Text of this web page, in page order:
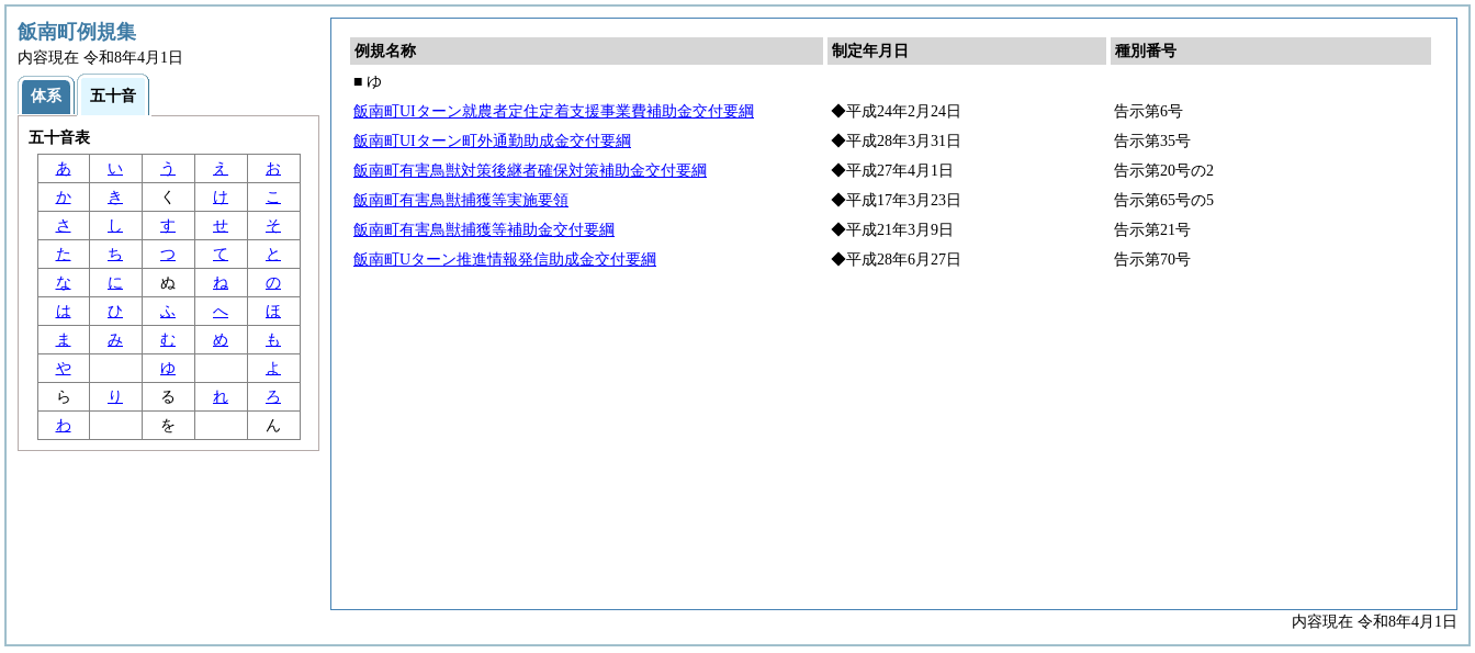
例規名称 制定年月日
種別番号
■ ゆ
飯南町UIターン就農者定住定着支援事業費補助金交付要綱
◆平成24年2月24日
告示第6号
飯南町UIターン町外通勤助成金交付要綱
◆平成28年3月31日
告示第35号
飯南町有害鳥獣対策後継者確保対策補助金交付要綱
◆平成27年4月1日
告示第20号の2
飯南町有害鳥獣捕獲等実施要領
◆平成17年3月23日
告示第65号の5
飯南町有害鳥獣捕獲等補助金交付要綱
◆平成21年3月9日
告示第21号
飯南町Uターン推進情報発信助成金交付要綱
◆平成28年6月27日 告示第70号
内容現在 令和8年4月1日
飯南町例規集
内容現在 令和8年4月1日
体系 五十音
五十音表
あ
い う え
お
か
き く け
こ
さ
し す せ
そ
た
ち つ て
と
な
に ぬ ね
の
は
ひ ふ へ
ほ
ま
み む め
も
や
ゆ
よ
ら
り る れ
ろ
わ
を ん